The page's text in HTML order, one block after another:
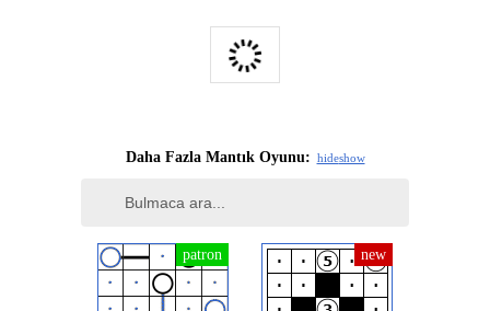
Daha Fazla Mantık Oyunu: hideshow